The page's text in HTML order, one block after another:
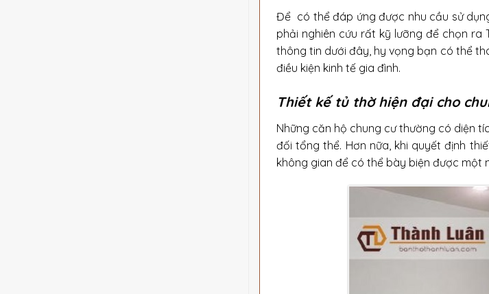
Để có thể đáp ứng được nhu cầu sử
phải nghiên cứu rất kỹ lưỡng để chọn ra
thông tin dưới đây, hy vọng bạn có thể
điều kiện kinh tế gia đình.
Thiết kế tủ thờ hiện đại cho
Những căn hộ chung cư thường có diện
đối tổng thể. Hơn nữa, khi quyết định
không gian để có thể bày biện được một